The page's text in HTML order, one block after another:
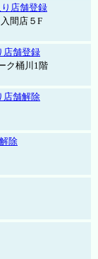
店舗登録
間店５F
店舗登録
ク桶川1階
店舗解除
除